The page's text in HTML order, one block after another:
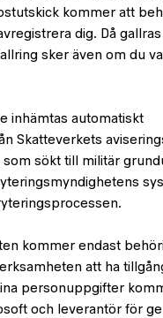
kommer att
dig. Då
sker även om du
inhämtas automatiskt
Skatteverkets
som sökt till militär
kommer endast
att ha
personuppgifter
och leverantör för